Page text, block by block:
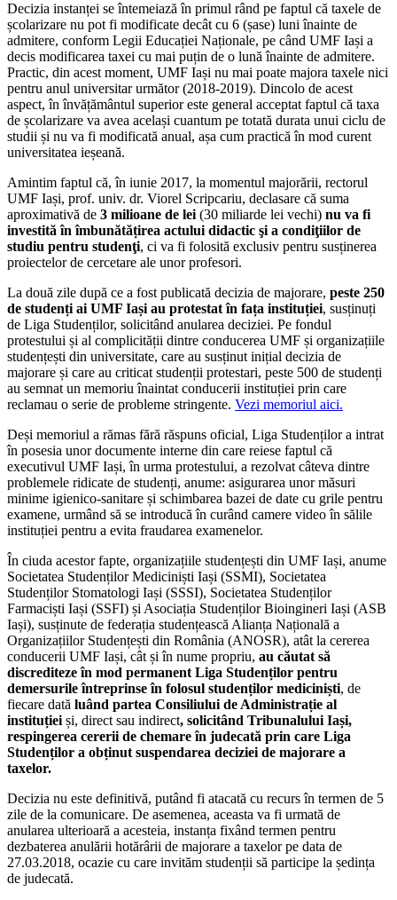
Decizia instanței se întemeiază în primul rând pe faptul că taxele de
școlarizare nu pot fi modificate decât cu 6 (șase) luni înainte de
admitere, conform Legii Educației Naționale, pe când UMF Iași a
decis modificarea taxei cu mai puțin de o lună înainte de admitere.
Practic, din acest moment, UMF Iași nu mai poate majora taxele nici
pentru anul universitar următor (2018-2019). Dincolo de acest
aspect, în învățământul superior este general acceptat faptul că taxa
de școlarizare va avea același cuantum pe totată durata unui ciclu de
studii și nu va fi modificată anual, așa cum practică în mod curent
universitatea ieșeană.
Amintim faptul că, în iunie 2017, la momentul majorării, rectorul
UMF Iași, prof. univ. dr. Viorel Scripcariu, declasare că suma
aproximativă de 3 milioane de lei(30 miliarde lei vechi) nu va fi
investită în îmbunătățirea actului didactic şi a condiţiilor de
studiu pentru studenţi, ci va fi folosită exclusiv pentru susținerea
proiectelor de cercetare ale unor profesori.
La două zile după ce a fost publicată decizia de majorare, peste 250
de studenți ai UMF Iași au protestat în fața instituției, susținuți
de Liga Studenților, solicitând anularea deciziei. Pe fondul
protestului și al complicității dintre conducerea UMF și organizațiile
studențești din universitate, care au susținut inițial decizia de
majorare și care au criticat studenții protestari, peste 500 de studenți
au semnat un memoriu înaintat conducerii instituției prin care
reclamau o serie de probleme stringente. Vezi memoriul aici.
Deși memoriul a rămas fără răspuns oficial, Liga Studenților a intrat
în posesia unor documente interne din care reiese faptul că
executivul UMF Iași, în urma protestului, a rezolvat câteva dintre
problemele ridicate de studenți, anume: asigurarea unor măsuri
minime igienico-sanitare și schimbarea bazei de date cu grile pentru
examene, urmând să se introducă în curând camere video în sălile
instituției pentru a evita fraudarea examenelor.
În ciuda acestor fapte, organizațiile studențești din UMF Iași, anume
Societatea Studenților Mediciniști Iași (SSMI), Societatea
Studenților Stomatologi Iași (SSSI), Societatea Studenților
Farmaciști Iași (SSFI) și Asociația Studenților Bioingineri Iași (ASB
Iași), susținute de federația studențească Alianța Națională a
Organizațiilor Studențești din România (ANOSR), atât la cererea
conducerii UMF Iași, cât și în nume propriu, au căutat să
discrediteze în mod permanent Liga Studenților pentru
demersurile întreprinse în folosul studenților mediciniști, de
fiecare dată luând partea Consiliului de Administrație al
instituțieiși, direct sau indirect, solicitând Tribunalului Iași,
respingerea cererii de chemare în judecată prin care Liga
Studenților a obținut suspendarea deciziei de majorare a
taxelor.
Decizia nu este definitivă, putând fi atacată cu recurs în termen de 5
zile de la comunicare. De asemenea, aceasta va fi urmată de
anularea ulterioară a acesteia, instanța fixând termen pentru
dezbaterea anulării hotărârii de majorare a taxelor pe data de
27.03.2018, ocazie cu care invităm studenții să participe la ședința
de judecată.